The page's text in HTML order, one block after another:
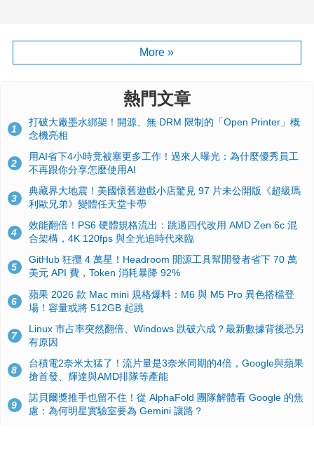
More »
熱門文章
1
打破大廠墨水綁架！開源、無 DRM 限制的「Open Printer」概
念機亮相
2
用AI省下4小時竟被塞更多工作！過來人曝光：為什麼優秀員工
不再跟你分享怎麼使用AI
3
典藏界大地震！美國懷舊遊戲小店驚見 97 片未公開版《超級瑪
利歐兄弟》變體任天堂卡帶
4
效能翻倍！PS6 硬體規格流出：跳過四代改用 AMD Zen 6c 混
合架構，4K 120fps 與全光追時代來臨
5
GitHub 狂攬 4 萬星！Headroom 開源工具幫開發者省下 70 萬
美元 API 費，Token 消耗暴降 92%
6
蘋果 2026 款 Mac mini 規格爆料：M6 與 M5 Pro 異色搭檔登
場！容量或將 512GB 起跳
7
Linux 市占率突然翻倍、Windows 跌破六成？最新數據背後恐另
有原因
8
台積電2奈米太猛了！流片量是3奈米同期的4倍，Google與蘋果
搶首發、輝達與AMD排隊等產能
9
諾貝爾獎推手也留不住！從 AlphaFold 團隊解體看 Google 的焦
慮：為何明星實驗室要為 Gemini 讓路？